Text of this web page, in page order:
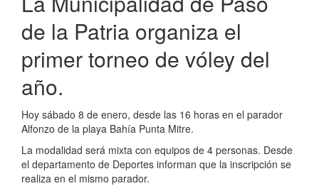
de la Patria organiza el
primer torneo de vóley del
año.
Hoy sábado 8 de enero, desde las 16 horas en el parador
Alfonzo de la playa Bahía Punta Mitre.
La modalidad será mixta con equipos de 4 personas. Desde
el departamento de Deportes informan que la inscripción se
realiza en el mismo parador.